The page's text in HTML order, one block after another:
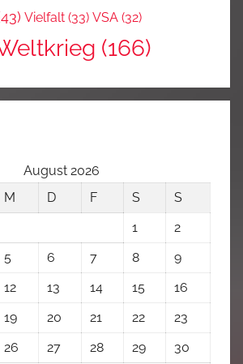
Vielfalt (33) VSA (32)
(166)
August 2026
M D F S
S
1
2
5 6 7 8
9
12 13 14 15
16
19 20 21 22
23
26 27 28 29
30